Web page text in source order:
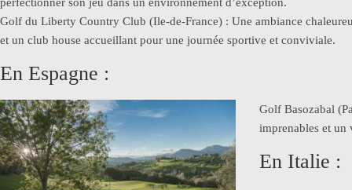
Golf du Liberty Country Club (Ile-de-France) : Une ambiance
et un club house accueillant pour une journée sportive et conviviale.
En Espagne :
Golf Basozabal
imprenables et un
En Italie :